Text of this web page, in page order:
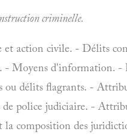
criminelle.
action civile. - Délits
- Moyens d'information. -
ou délits flagrants. -
police judiciaire. -
la composition des